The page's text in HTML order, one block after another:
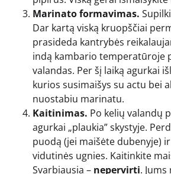
Marinato formavimas.
Dar kartą viską kruopščiai
prasideda kantrybės
indą kambario temperatūroje
valandas. Per šį laiką agurkai
kurios susimaišys su actu bei
nuostabiu marinatu.
Kaitinimas. Po kelių valandų
agurkai „plaukia” skystyje.
puodą (jei maišėte dubenyje)
vidutinės ugnies. Kaitinkite
Svarbiausia – nepervirti.